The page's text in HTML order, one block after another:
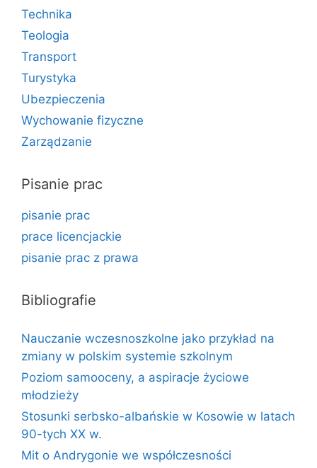
Technika
Teologia
Transport
Turystyka
Ubezpieczenia
Wychowanie fizyczne
Zarządzanie
Pisanie prac
pisanie prac
prace licencjackie
pisanie prac z prawa
Bibliografie
Nauczanie wczesnoszkolne jako przykład na
zmiany w polskim systemie szkolnym
Poziom samooceny, a aspiracje życiowe
młodzieży
Stosunki serbsko-albańskie w Kosowie w latach
90-tych XX w.
Mit o Andrygonie we współczesności